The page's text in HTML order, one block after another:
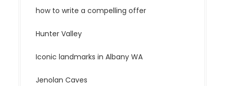
how to write a compelling offer
Hunter Valley
Iconic landmarks in Albany WA
Jenolan Caves